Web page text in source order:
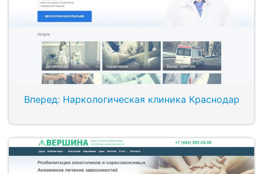
Вперед: Наркологическая клиника Краснодар